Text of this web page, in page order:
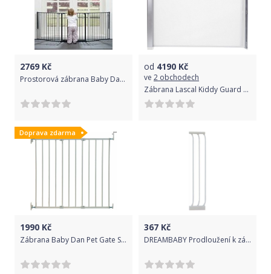
2769 Kč
Prostorová zábrana Baby Dan Flex L White 2017
od 4190 Kč
ve 2 obchodech
Zábrana Lascal Kiddy Guard Avant Bílá 2019
Doprava zdarma
1990 Kč
Zábrana Baby Dan Pet Gate Streamline White 2017
367 Kč
DREAMBABY Prodloužení k zábraně Chelsea 18 cm, bílá